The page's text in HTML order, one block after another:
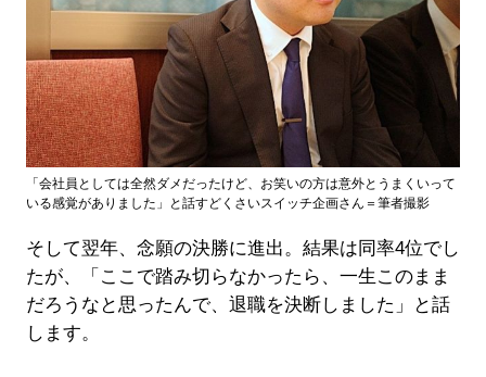
「会社員としては全然ダメだったけど、お笑いの方は意外とうまくいって
いる感覚がありました」と話すどくさいスイッチ企画さん＝筆者撮影
そして翌年、念願の決勝に進出。結果は同率4位でし
たが、「ここで踏み切らなかったら、一生このまま
だろうなと思ったんで、退職を決断しました」と話
します。